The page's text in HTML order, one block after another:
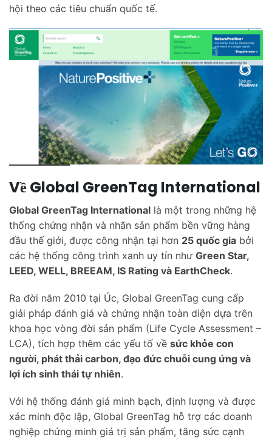
hội theo các tiêu chuẩn quốc tế.
Về Global GreenTag International
Global GreenTag International là một trong những hệ
thống chứng nhận và nhãn sản phẩm bền vững hàng
đầu thế giới, được công nhận tại hơn 25 quốc gia bởi
các hệ thống công trình xanh uy tín như Green Star,
LEED, WELL, BREEAM, IS Rating và EarthCheck.
Ra đời năm 2010 tại Úc, Global GreenTag cung cấp
giải pháp đánh giá và chứng nhận toàn diện dựa trên
khoa học vòng đời sản phẩm (Life Cycle Assessment –
LCA), tích hợp thêm các yếu tố về sức khỏe con
người, phát thải carbon, đạo đức chuỗi cung ứng và
lợi ích sinh thái tự nhiên.
Với hệ thống đánh giá minh bạch, định lượng và được
xác minh độc lập, Global GreenTag hỗ trợ các doanh
nghiệp chứng minh giá trị sản phẩm, tăng sức cạnh